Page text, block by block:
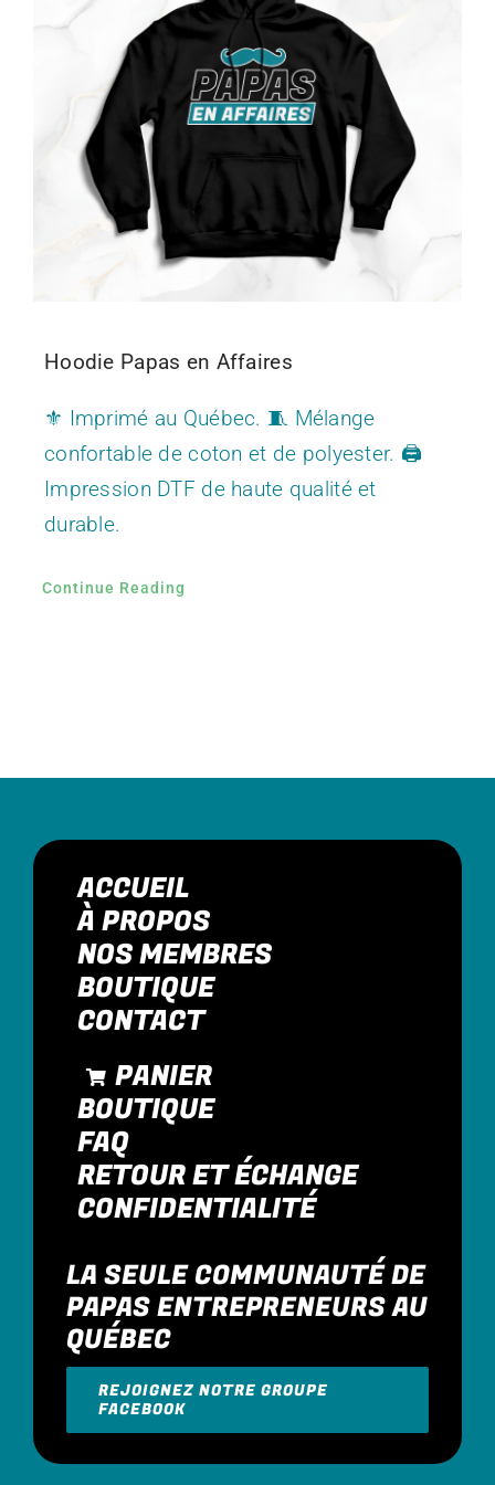
CONTACT
Hoodie Papas en Affaires
⚜️ Imprimé au Québec. 🧵 Mélange
confortable de coton et de polyester. 🖨️
Impression DTF de haute qualité et
durable.
Continue Reading
ACCUEIL
À PROPOS
NOS MEMBRES
BOUTIQUE
CONTACT
PANIER
BOUTIQUE
FAQ
RETOUR ET ÉCHANGE
CONFIDENTIALITÉ
LA SEULE COMMUNAUTÉ DE
PAPAS ENTREPRENEURS AU
QUÉBEC
REJOIGNEZ NOTRE GROUPE
FACEBOOK